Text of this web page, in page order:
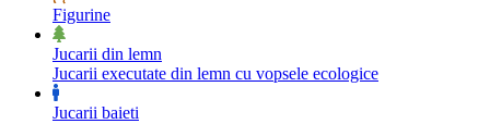
Figurine
Jucarii din lemn
Jucarii executate din lemn cu vopsele ecologice
Jucarii baieti